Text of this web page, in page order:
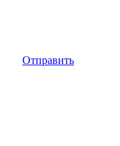
Отправить